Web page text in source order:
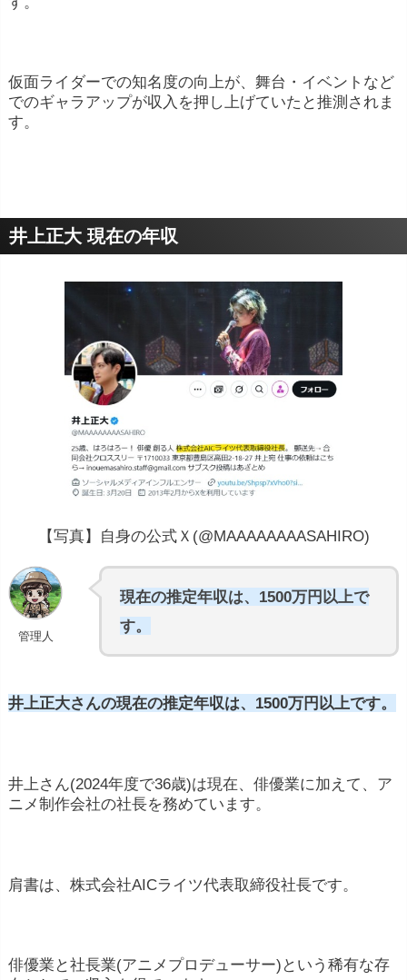
仮面ライダーでの知名度の向上が、舞台・イベントなど
でのギャラアップが収入を押し上げていたと推測されま
す。
井上正大 現在の年収
【写真】自身の公式Ｘ(@MAAAAAAAASAHIRO)
管理人
現在の推定年収は、1500万円以上で
す。
井上正大さんの現在の推定年収は、1500万円以上です。
井上さん(2024年度で36歳)は現在、俳優業に加えて、ア
ニメ制作会社の社長を務めています。
肩書は、株式会社AICライツ代表取締役社長です。
俳優業と社長業(アニメプロデューサー)という稀有な存